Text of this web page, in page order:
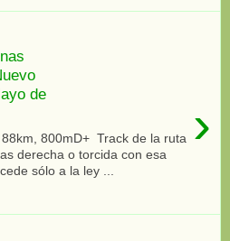
de
›
800mD+ Track de la ruta
derecha o torcida con esa
sólo a la ley ...